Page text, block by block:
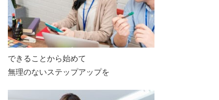
できることから始めて
無理のないステップアップを